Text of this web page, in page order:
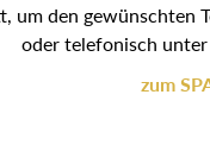
um den gewünschten
oder telefonisch unter
zum